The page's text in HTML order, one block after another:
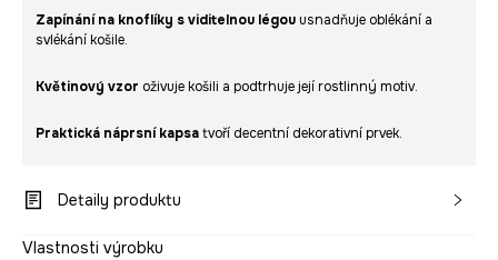
Zapínání na knoflíky s viditelnou légou usnadňuje oblékání a
svlékání košile.
Květinový vzor oživuje košili a podtrhuje její rostlinný motiv.
Praktická náprsní kapsatvoří decentní dekorativní prvek.
Detaily produktu
Vlastnosti výrobku